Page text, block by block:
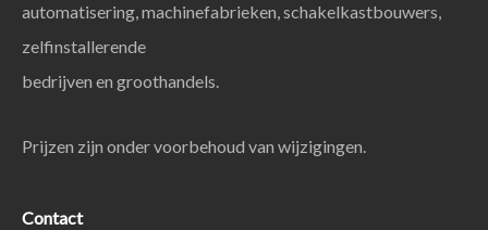
automatisering, machinefabrieken, schakelkastbouwers,
zelfinstallerende
bedrijven en groothandels.
Prijzen zijn onder voorbehoud van wijzigingen.
Contact